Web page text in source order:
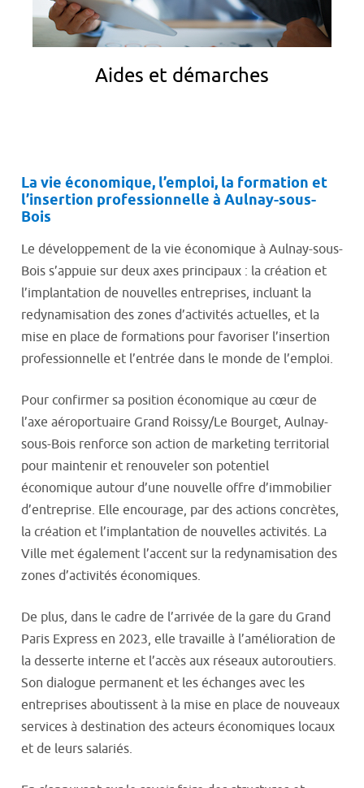
Aides et démarches
La vie économique, l’emploi, la formation et
l’insertion professionnelle à Aulnay-sous-
Bois
Le développement de la vie économique à Aulnay-sous-
Bois s’appuie sur deux axes principaux : la création et
l’implantation de nouvelles entreprises, incluant la
redynamisation des zones d’activités actuelles, et la
mise en place de formations pour favoriser l’insertion
professionnelle et l’entrée dans le monde de l’emploi.
Pour confirmer sa position économique au cœur de
l’axe aéroportuaire Grand Roissy/Le Bourget, Aulnay-
sous-Bois renforce son action de marketing territorial
pour maintenir et renouveler son potentiel
économique autour d’une nouvelle offre d’immobilier
d’entreprise. Elle encourage, par des actions concrètes,
la création et l’implantation de nouvelles activités. La
Ville met également l’accent sur la redynamisation des
zones d’activités économiques.
De plus, dans le cadre de l’arrivée de la gare du Grand
Paris Express en 2023, elle travaille à l’amélioration de
la desserte interne et l’accès aux réseaux autoroutiers.
Son dialogue permanent et les échanges avec les
entreprises aboutissent à la mise en place de nouveaux
services à destination des acteurs économiques locaux
et de leurs salariés.